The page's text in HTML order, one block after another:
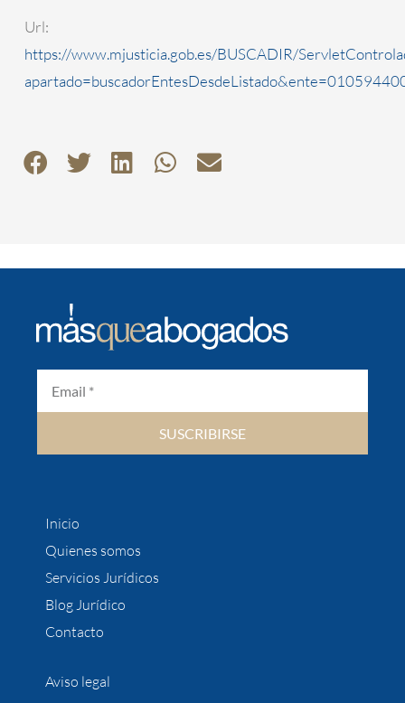
Url:
https://www.mjusticia.gob.es/BUSCADIR/
SUSCRIBIRSE
Inicio
Quienes somos
Servicios Jurídicos
Blog Jurídico
Contacto
Aviso legal